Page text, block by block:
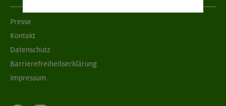
Presse
Kontakt
Datenschutz
Barrierefreiheitserklärung
Impressum